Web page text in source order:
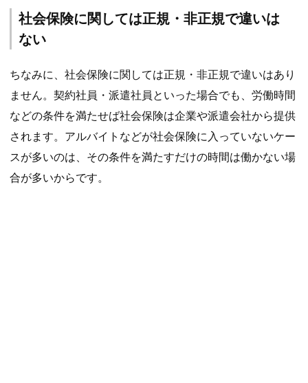
社会保険に関しては正規・非正規で違いは
ない
ちなみに、社会保険に関しては正規・非正規で違いはあり
ません。契約社員・派遣社員といった場合でも、労働時間
などの条件を満たせば社会保険は企業や派遣会社から提供
されます。アルバイトなどが社会保険に入っていないケー
スが多いのは、その条件を満たすだけの時間は働かない場
合が多いからです。